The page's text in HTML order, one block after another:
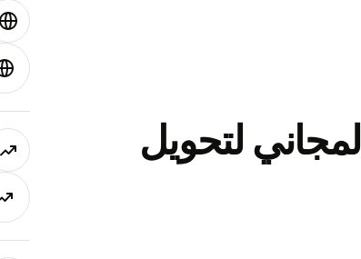
نزّل تطبيق Wise المجاني لتحويل